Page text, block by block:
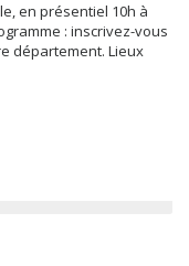
en présentiel 10h à
: inscrivez-vous
département. Lieux